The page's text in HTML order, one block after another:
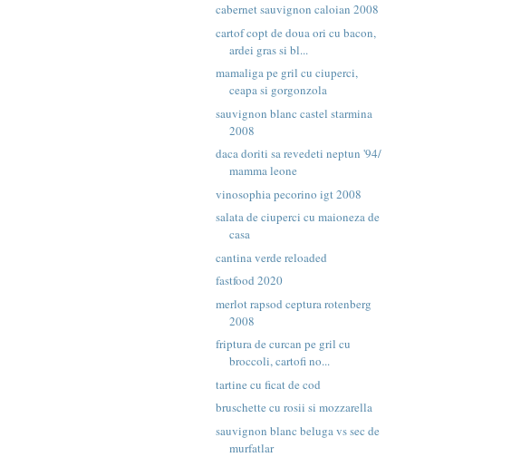
cabernet sauvignon caloian 2008
cartof copt de doua ori cu bacon,
ardei gras si bl...
mamaliga pe gril cu ciuperci,
ceapa si gorgonzola
sauvignon blanc castel starmina
2008
daca doriti sa revedeti neptun '94/
mamma leone
vinosophia pecorino igt 2008
salata de ciuperci cu maioneza de
casa
cantina verde reloaded
fastfood 2020
merlot rapsod ceptura rotenberg
2008
friptura de curcan pe gril cu
broccoli, cartofi no...
tartine cu ficat de cod
bruschette cu rosii si mozzarella
sauvignon blanc beluga vs sec de
murfatlar